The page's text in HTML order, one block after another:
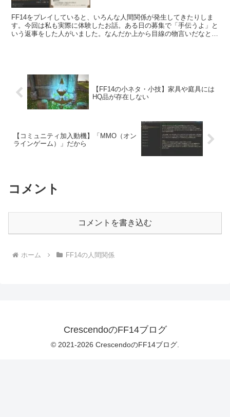
FF14をプレイしていると、いろんな人間関係が発生してきたりしま
す。今回は私も実際に体験したお話。ある日の募集で「手伝うよ」と
いう返事をした人がいました。なんだか上から目線の物言いだなと思
【FF14の小ネタ・小技】家具や庭具には
HQ品が存在しない
【コミュニティ加入動機】「MMO（オン
ラインゲーム）」だから
コメント
コメントを書き込む
ホーム FF14の人間関係
CrescendoのFF14ブログ
© 2021-2026 CrescendoのFF14ブログ.